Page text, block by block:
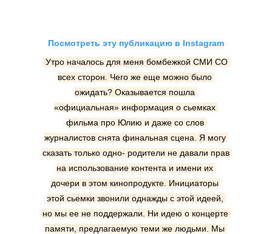
Посмотреть эту публикацию в Instagram
Утро началось для меня бомбежкой СМИ СО
всех сторон. Чего же еще можно было
ожидать? Оказывается пошла
«официальная» информация о сьемках
фильма про Юлию и даже со слов
журналистов снята финальная сцена. Я могу
сказать только одно- родители не давали прав
на использование контента и имени их
дочери в этом кинопродукте. Инициаторы
этой сьемки звонили однажды с этой идеей,
но мы ее не поддержали. Ни идею о концерте
памяти, предлагаемую теми же людьми. Мы